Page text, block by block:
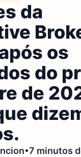
da
os
do
de
•7 minutos